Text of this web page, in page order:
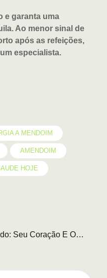
e garanta uma
Ao menor sinal de
após as refeições,
especialista.
A MENDOIM
AMENDOIM
HOJE
Seu Coração E O